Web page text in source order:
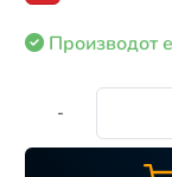
Производот
-